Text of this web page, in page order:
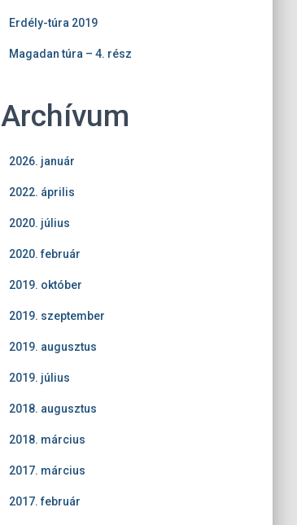
Erdély-túra 2019
Magadan túra – 4. rész
Archívum
2026. január
2022. április
2020. július
2020. február
2019. október
2019. szeptember
2019. augusztus
2019. július
2018. augusztus
2018. március
2017. március
2017. február